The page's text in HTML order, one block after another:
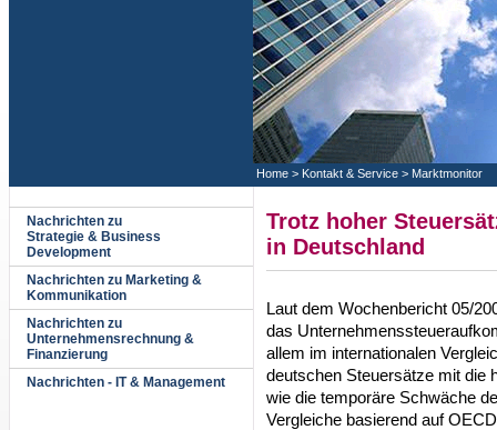
Home > Kontakt & Service > Marktmonitor
Nachrichten zu
Strategie & Business
Development
Nachrichten zu Marketing &
Kommunikation
Nachrichten zu
Unternehmensrechnung &
Finanzierung
Nachrichten - IT & Management
Trotz hoher
in Deutschland
Laut dem Wochenbericht 05/
das
allem im internationalen
deutschen Steuersätze mit die
wie die temporäre Schwäche
Vergleiche basierend auf